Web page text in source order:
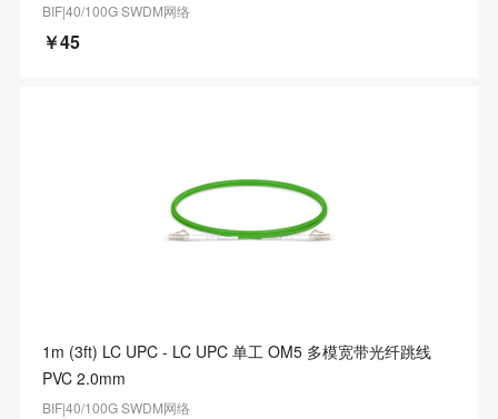
BIF|40/100G SWDM网络
￥45
1m (3ft) LC UPC - LC UPC 单工 OM5 多模宽带光纤跳线
PVC 2.0mm
BIF|40/100G SWDM网络